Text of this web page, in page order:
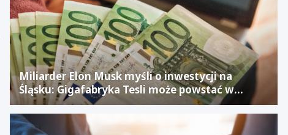
Miliarder Elon Musk myśli o inwestycji na
Śląsku: Gigafabryka Tesli może powstać w
mieście po upadłym projekcie Izerze